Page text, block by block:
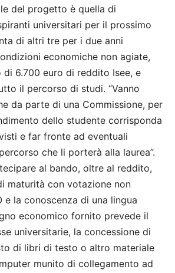
del progetto è quella di
universitari per il prossimo
di altri tre per i due anni
economiche non agiate,
6.700 euro di reddito Isee, e
il percorso di studi. “Vanno
da parte di una Commissione, per
dello studente corrisponda
e far fronte ad eventuali
che li porterà alla laurea”.
al bando, oltre al reddito,
maturità con votazione non
e la conoscenza di una lingua
economico fornito prevede il
universitarie, la concessione di
di libri di testo o altro materiale
munito di collegamento ad